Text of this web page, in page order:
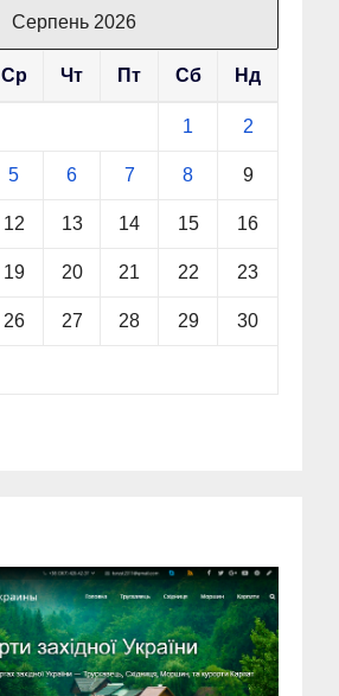
Серпень 2026
Ср Чт Пт Сб Нд
1 2
5 6 7 8 9
12 13 14 15 16
19 20 21 22 23
26 27 28 29 30